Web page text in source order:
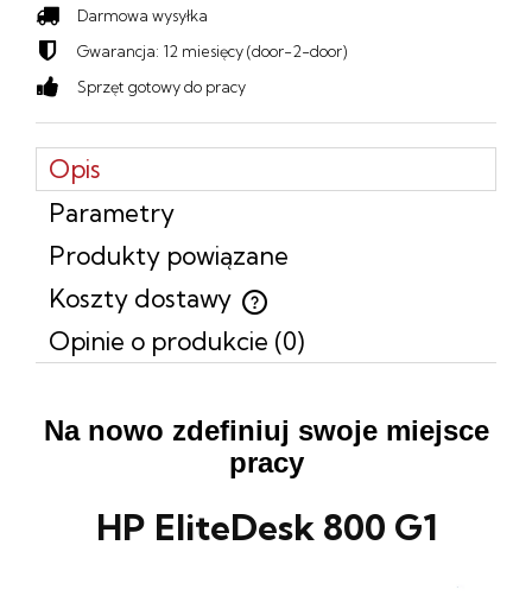
Darmowa wysyłka
Gwarancja: 12 miesięcy (door-2-door)
Sprzęt gotowy do pracy
Opis
Parametry
Produkty powiązane
Koszty dostawy
Cena nie zawiera ewentualnych kosztów płatności
Opinie o produkcie (0)
Na nowo zdefiniuj swoje miejsce
pracy
HP EliteDesk 800 G1